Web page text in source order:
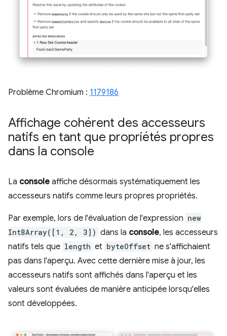
Problème Chromium : 1179186
Affichage cohérent des accesseurs
natifs en tant que propriétés propres
dans la console
La console affiche désormais systématiquement les
accesseurs natifs comme leurs propres propriétés.
Par exemple, lors de l'évaluation de l'expression new
Int8Array([1, 2, 3]) dans la console, les accesseurs
natifs tels que length et byteOffset ne s'affichaient
pas dans l'aperçu. Avec cette dernière mise à jour, les
accesseurs natifs sont affichés dans l'aperçu et les
valeurs sont évaluées de manière anticipée lorsqu'elles
sont développées.